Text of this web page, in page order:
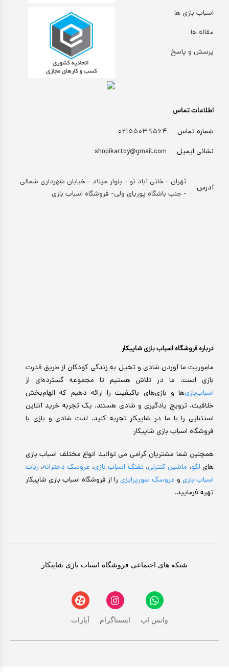
درباره فروشگاه اسباب بازی شاپیکار
ماموریت ما آوردن شادی و تخیل به زندگی کودکان از طریق قدرت
بازی است. ما در تلاش هستیم تا مجموعه گسترده‌ای از
اسباب‌بازی‌ها و بازی‌های باکیفیت را ارائه دهیم که الهام‌بخش
خلاقیت، ترویج یادگیری و شادی هستند. یک تجربه خرید آنلاین
استثنایی را با ما در شاپیکار تجربه کنید. لذت شادی و بازی با
فروشگاه اسباب بازی شاپیکار
همچنین شما مشتریان گرامی می توانید انواع مختلف اسباب بازی
های لگو، ماشین کنترلی،تفنگ اسباب بازی، عروسک دخترانه، ربات
اسباب بازی و عروسک سورپرایزی را از فروشگاه اسباب بازی شاپیکار
تهیه فرمایید.
اطلاعات تماس
شماره تماس
۰۲۱۵۵۰۳۹۵۶۴
نشانی ایمیل
shopikartoy@gmail.com
آدرس
تهران - خانی آباد نو - بلوار میلاد - خیابان شهرداری شمالی
- جنب باشگاه پوریای ولی- فروشگاه اسباب بازی
اسباب بازی ها
مقاله ها
پرسش و پاسخ
شبکه های اجتماعی فروشگاه اسباب بازی شاپیکار
واتس اپ اینستاگرام آپارات